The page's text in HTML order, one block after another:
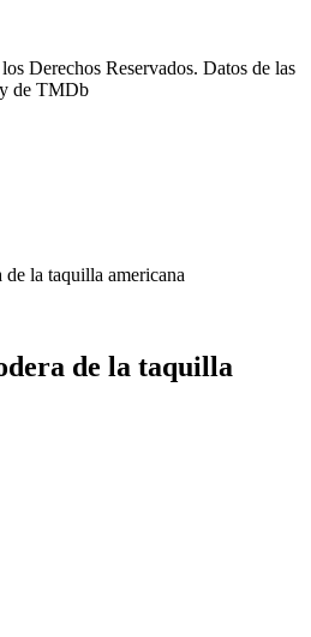
Derechos Reservados. Datos de las
de TMDb
de la taquilla americana
de la taquilla